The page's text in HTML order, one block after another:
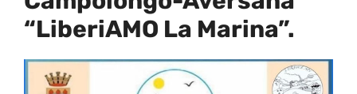
“LiberiAMO La Marina”.